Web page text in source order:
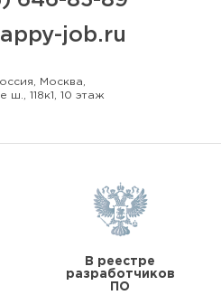
job.ru
Москва,
ш., 118к1, 10 этаж
В реестре
разработчиков
ПО